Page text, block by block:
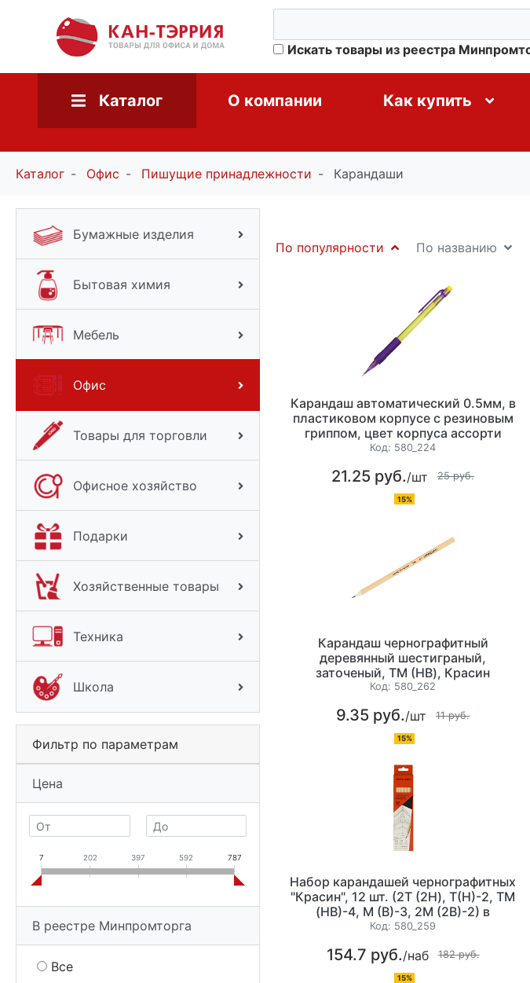
Искать товары из реестра
Каталог О компании Как купить
Каталог Офис Пишущие принадлежности Карандаши
Бумажные изделия
Бытовая химия
Мебель
Офис
Товары для торговли
Офисное хозяйство
Подарки
Хозяйственные товары
Техника
Школа
Фильтр по параметрам
Цена
7 202 397 592 787
В реестре Минпромторга
Все
По популярности По названию
Карандаш автоматический 0.5мм, в
пластиковом корпусе с резиновым
гриппом, цвет корпуса ассорти
Код: 580_224
21.25 руб./шт 25 руб.
15%
Карандаш чернографитный
деревянный шестиграный,
заточеный, ТМ (HB), Красин
"Конструктор"
Код: 580_262
9.35 руб./шт 11 руб.
15%
Набор карандашей чернографитных
"Красин", 12 шт. (2Т (2H), Т(H)-2, ТМ
(HB)-4, М (B)-3, 2М (2B)-2) в
картонной коробке, шестигранные
Код: 580_259
154.7 руб./наб 182 руб.
15%